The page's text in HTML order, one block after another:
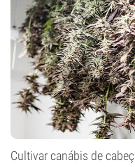
Cultivar canábis de